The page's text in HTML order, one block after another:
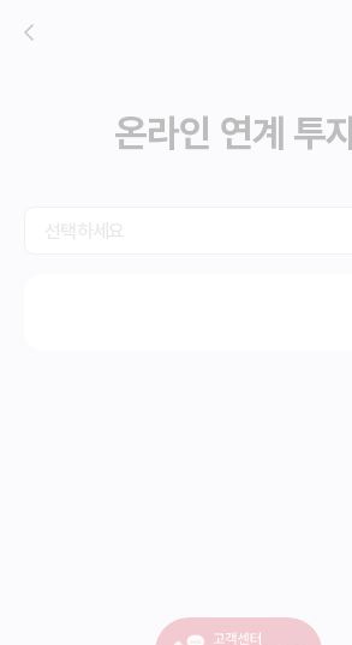
온라인 연계 투
선택하세요